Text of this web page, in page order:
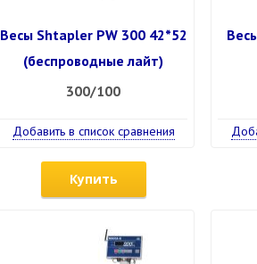
Весы Shtapler PW 300 42*52
(беспроводные лайт)
300/100
Добавить в список сравнения
Купить